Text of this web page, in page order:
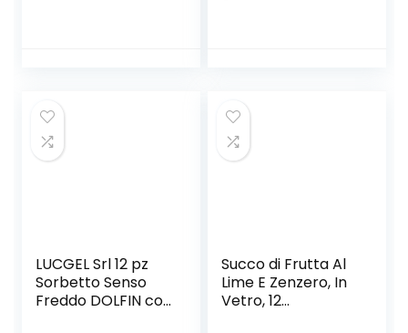
conservanti, zero
coloranti – 8000
ml
LUCGEL Srl 12 pz
Sorbetto Senso
Freddo DOLFIN con
Succo di Frutta Al
Lime E Zenzero, In
Vetro, 12